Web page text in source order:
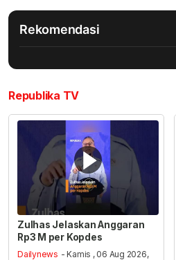
Rekomendasi
Republika TV
Zulhas Jelaskan Anggaran
Rp3 M per Kopdes
Dailynews - Kamis , 06 Aug 2026,